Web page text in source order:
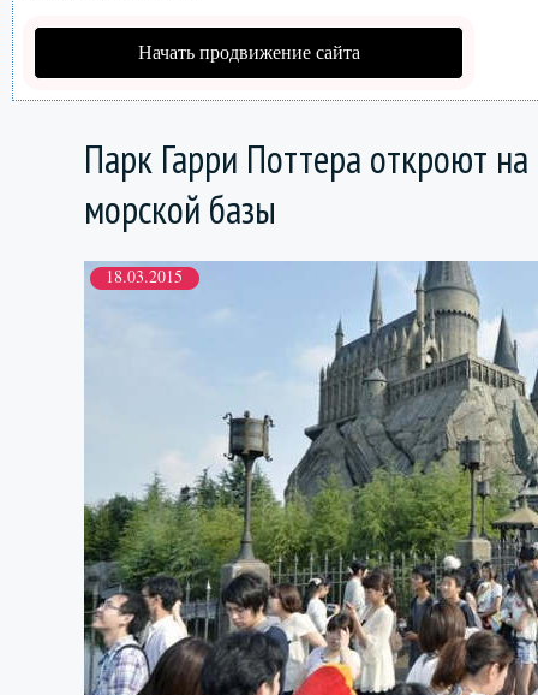
Начать продвижение сайта
Парк Гарри Поттера откроют
морской базы
18.03.2015